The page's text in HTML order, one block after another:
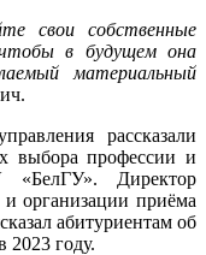
свои собственные
в будущем она
материальный
рассказали
выбора профессии и
Директор
и организации приёма
абитуриентам об
2023 году.